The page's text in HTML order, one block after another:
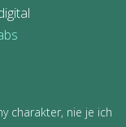
charakter, nie je ich